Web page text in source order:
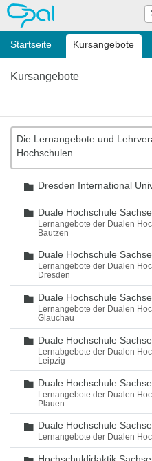
OPAL
Startseite Kursangebote
Kursangebote
Die Lernangebote und
Hochschulen.
Ordner
Dresden International
Ordner
Duale Hochschule
Lernangebote der Dualen
Bautzen
Ordner
Duale Hochschule
Lernangebote der Dualen
Dresden
Ordner
Duale Hochschule
Lernangebote der Dualen
Glauchau
Ordner
Duale Hochschule
Lernabgebote der Dualen
Leipzig
Ordner
Duale Hochschule
Lernangebote der Dualen
Plauen
Ordner
Duale Hochschule
Lernangebote der Dualen